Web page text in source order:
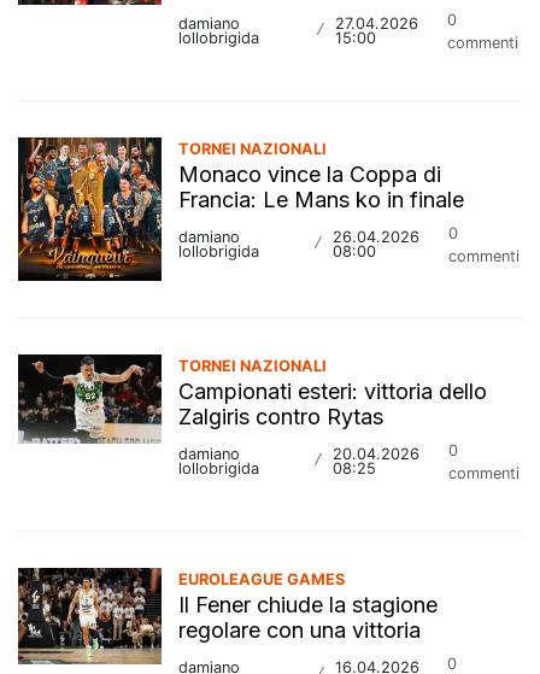
damiano
lollobrigida
/
27.04.2026
15:00
0
commenti
TORNEI NAZIONALI
Monaco vince la Coppa di
Francia: Le Mans ko in finale
damiano
lollobrigida
/
26.04.2026
08:00
0
commenti
TORNEI NAZIONALI
Campionati esteri: vittoria dello
Zalgiris contro Rytas
damiano
lollobrigida
/
20.04.2026
08:25
0
commenti
EUROLEAGUE GAMES
Il Fener chiude la stagione
regolare con una vittoria
damiano
16.04.2026
0